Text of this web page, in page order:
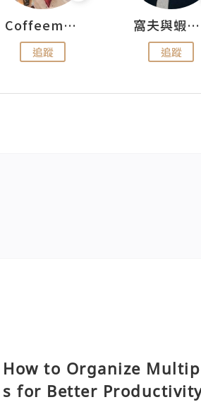
Coffeemeetjojo
追蹤
窩夫與蝦子餅
追蹤
How to Organize
s for Better